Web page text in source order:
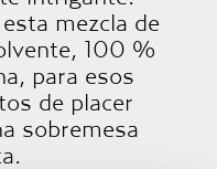
mezcla de
100 %
para esos
de placer
sobremesa